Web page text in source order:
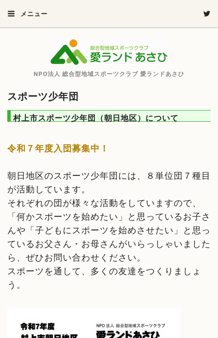
メニュー
NPO法人 総合型地域スポーツクラブ 愛ランドあさひ
スポーツ少年団
村上市スポーツ少年団（朝日地区）について
令和７ 年度入団募集中！
朝日地区のスポーツ少年団には、８単位団７種目
が活動しています。
それぞれの団が様々な活動をしていますので、
「何かスポーツを始めたい」と思っているお子さ
んや「子どもにスポーツを始めさせたい」と思っ
ているお父さん・お母さんがいらっしゃいました
ら、ぜひお問い合わせください。
スポーツを通して、多くの友達をつくりましょ
う。